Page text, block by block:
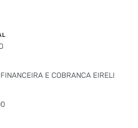
E COBRANCA EIRELI